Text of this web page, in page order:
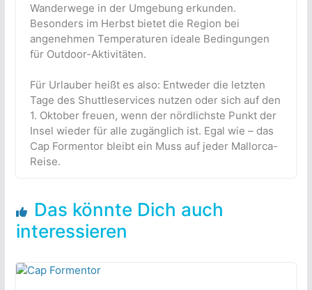
Wanderwege in der Umgebung erkunden.
Besonders im Herbst bietet die Region bei
angenehmen Temperaturen ideale Bedingungen
für Outdoor-Aktivitäten.
Für Urlauber heißt es also: Entweder die letzten
Tage des Shuttleservices nutzen oder sich auf den
1. Oktober freuen, wenn der nördlichste Punkt der
Insel wieder für alle zugänglich ist. Egal wie – das
Cap Formentor bleibt ein Muss auf jeder Mallorca-
Reise.
Das könnte Dich auch
interessieren